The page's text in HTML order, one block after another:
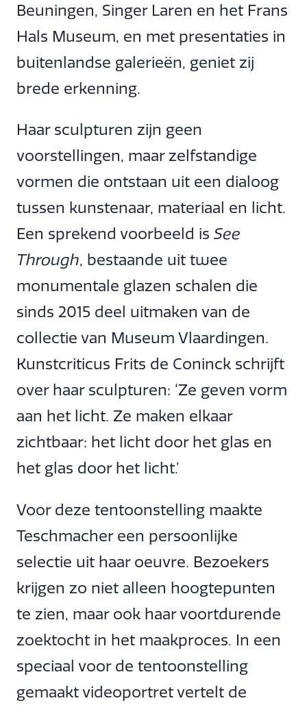
Beuningen, Singer Laren en het Frans
Hals Museum, en met presentaties in
buitenlandse galerieën, geniet zij
brede erkenning.
Haar sculpturen zijn geen
voorstellingen, maar zelfstandige
vormen die ontstaan uit een dialoog
tussen kunstenaar, materiaal en licht.
Een sprekend voorbeeld is See
Through, bestaande uit twee
monumentale glazen schalen die
sinds 2015 deel uitmaken van de
collectie van Museum Vlaardingen.
Kunstcriticus Frits de Coninck schrijft
over haar sculpturen: ‘Ze geven vorm
aan het licht. Ze maken elkaar
zichtbaar: het licht door het glas en
het glas door het licht.’
Voor deze tentoonstelling maakte
Teschmacher een persoonlijke
selectie uit haar oeuvre. Bezoekers
krijgen zo niet alleen hoogtepunten
te zien, maar ook haar voortdurende
zoektocht in het maakproces. In een
speciaal voor de tentoonstelling
gemaakt videoportret vertelt de